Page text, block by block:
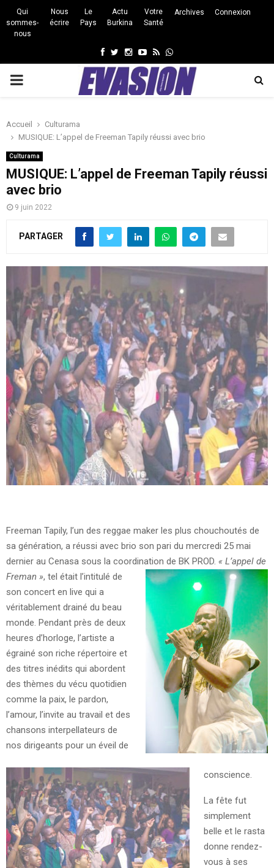
Qui
sommes-
nous
Nous
écrire
Le
Pays
Actu
Burkina
Votre
Santé
Archives Connexion
Facebook
Twitter
Instagram
Youtube
RssWhatsapp
PRIMARY
Accueil
Culturama
MUSIQUE: L’appel de Freeman Tapily réussi avec brio
Culturama
MUSIQUE: L’appel de Freeman Tapily réussi
avec brio
9 juin 2022
PARTAGER
Freeman Tapily, l’un des reggae maker les plus chouchoutés de
sa génération, a réussi avec brio son pari du mercredi 25 mai
dernier au Cenasa sous la coordination de BK PROD. « L’appel de
Freman », tel était l’intitulé de
son concert en live qui a
véritablement drainé du beau
monde. Pendant près de deux
heures d’horloge, l’artiste a
égrainé son riche répertoire et
des titres inédits qui abordent
des thèmes du vécu quotidien
comme la paix, le pardon,
l’amour, l’invite au travail et des
chansons interpellateurs de
nos dirigeants pour un éveil de
conscience.
La fête fut
simplement
belle et le rasta
donne rendez-
vous à ses